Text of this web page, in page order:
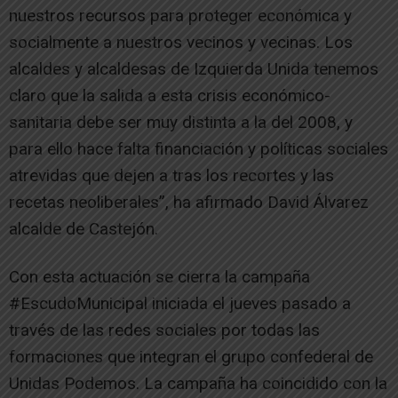
nuestros recursos para proteger económica y
socialmente a nuestros vecinos y vecinas. Los
alcaldes y alcaldesas de Izquierda Unida tenemos
claro que la salida a esta crisis económico-
sanitaria debe ser muy distinta a la del 2008, y
para ello hace falta financiación y políticas sociales
atrevidas que dejen a tras los recortes y las
recetas neoliberales”, ha afirmado David Álvarez
alcalde de Castejón.
Con esta actuación se cierra la campaña
#EscudoMunicipal iniciada el jueves pasado a
través de las redes sociales por todas las
formaciones que integran el grupo confederal de
Unidas Podemos. La campaña ha coincidido con la